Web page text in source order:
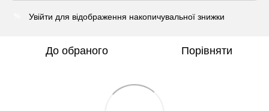
Увійти для відображення накопичувальної знижки
До обраного Порівняти